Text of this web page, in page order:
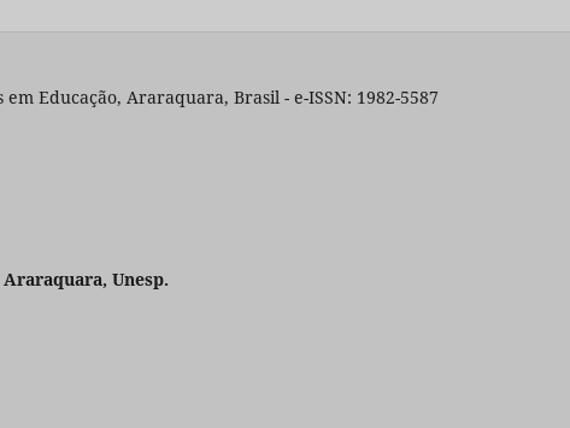
Educação, Araraquara, Brasil - e-ISSN: 1982-5587
Unesp.